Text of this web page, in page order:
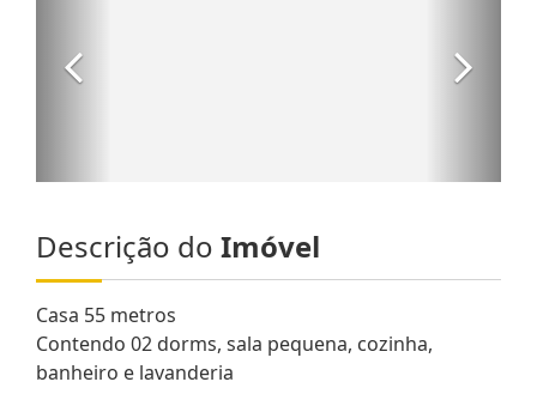
Descrição do Imóvel
Casa 55 metros
Contendo 02 dorms, sala pequena, cozinha,
banheiro e lavanderia